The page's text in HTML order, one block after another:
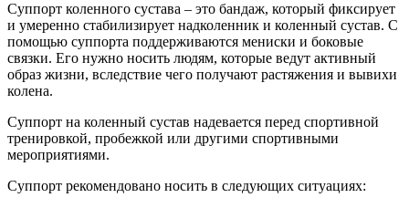
Суппорт коленного сустава – это бандаж, который фиксирует
и умеренно стабилизирует надколенник и коленный сустав. С
помощью суппорта поддерживаются мениски и боковые
связки. Его нужно носить людям, которые ведут активный
образ жизни, вследствие чего получают растяжения и вывихи
колена.
Суппорт на коленный сустав надевается перед спортивной
тренировкой, пробежкой или другими спортивными
мероприятиями.
Суппорт рекомендовано носить в следующих ситуациях: